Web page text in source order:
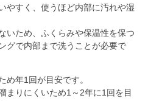
やすく、使うほど内部に汚れや湿
いため、ふくらみや保温性を保つ
グで内部まで洗うことが必要で
め年1回が目安です。
まりにくいため1～2年に1回を目